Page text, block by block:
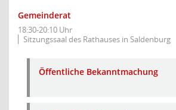
Gemeinderat
18:30-20:10 Uhr
Sitzungssaal des Rathauses in Saldenburg
Öffentliche Bekanntmachung